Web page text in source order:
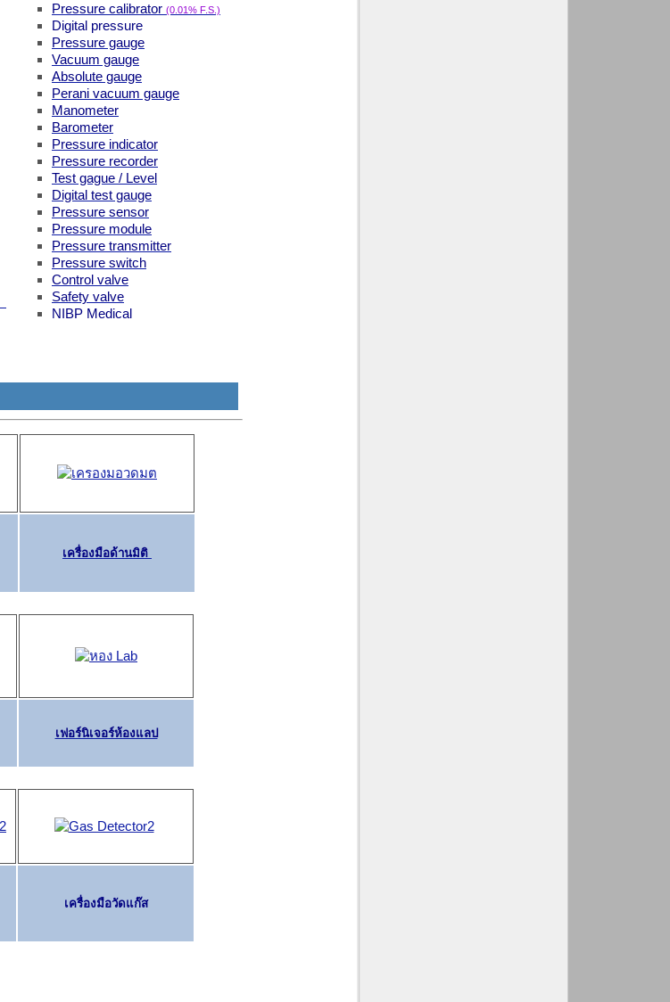
Pressure calibrator (0.01% F.S.)
Digital pressure
Pressure gauge
Vacuum gauge
Absolute gauge
Perani vacuum gauge
Manometer
Barometer
Pressure indicator
Pressure recorder
Test gague / Level
Digital test gauge
Pressure sensor
Pressure module
Pressure transmitter
Pressure switch
Control valve
Safety valve
NIBP Medical
เครื่องมือด้านมิติ
เฟอร์นิเจอร์ห้องแลป
เครื่องมือวัดแก๊ส